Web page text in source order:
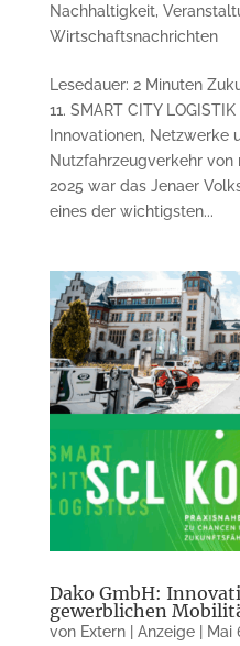
Nachhaltigkeit,
Wirtschaftsnachrichten
Lesedauer: 2 Minuten
11. SMART CITY
Innovationen, Netzwerke
Nutzfahrzeugverkehr von
2025 war das Jenaer
eines der wichtigsten...
Dako GmbH:
gewerblichen
von Extern | Anzeige| Mai